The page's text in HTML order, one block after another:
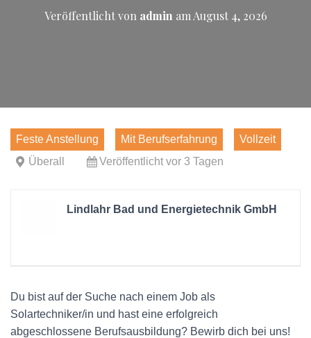
Veröffentlicht von admin am August 4, 2026
Feste Anstellung Mit Berufserfahrung
Vollzeit
Überall
Veröffentlicht vor 3 Tagen
Lindlahr Bad und Energietechnik GmbH
Du bist auf der Suche nach einem Job als
Solartechniker/in und hast eine erfolgreich
abgeschlossene Berufsausbildung? Bewirb dich bei uns!